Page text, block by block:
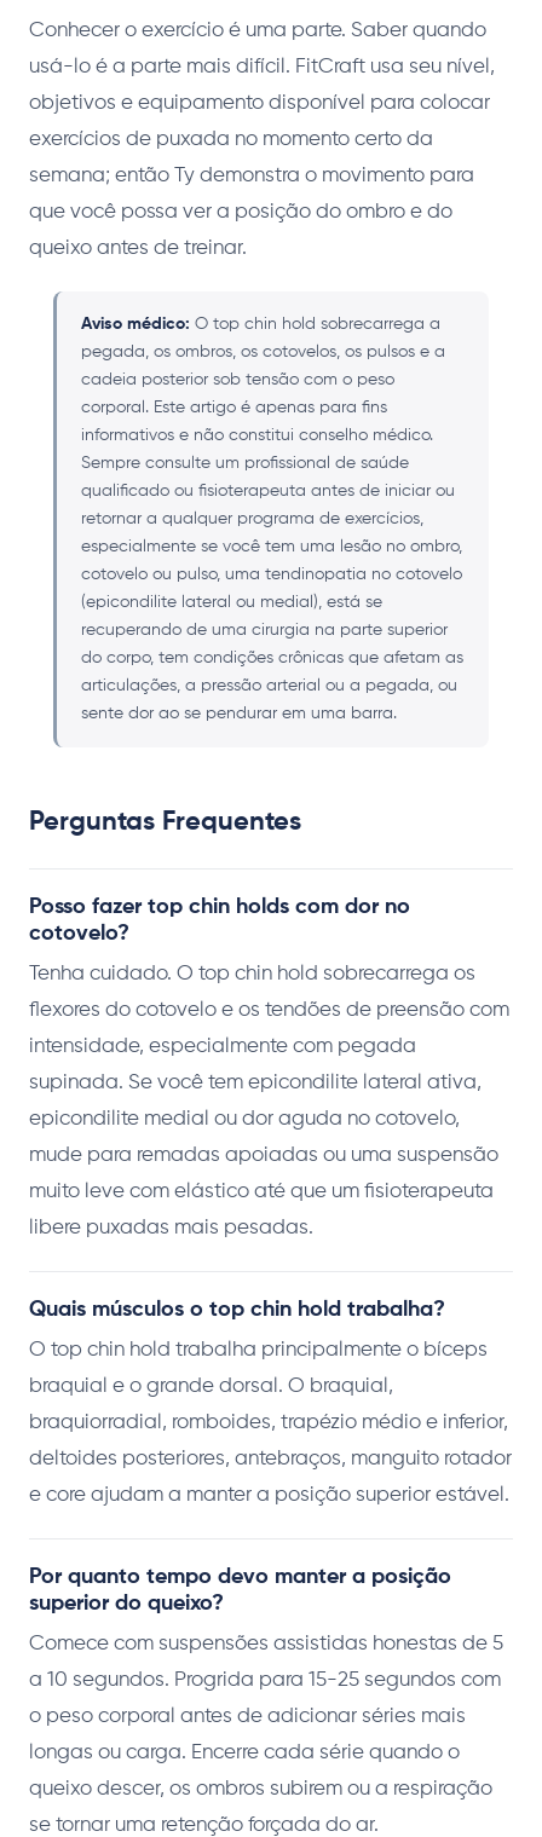
Conhecer o exercício é uma parte. Saber quando
usá-lo é a parte mais difícil. FitCraft usa seu nível,
objetivos e equipamento disponível para colocar
exercícios de puxada no momento certo da
semana; então Ty demonstra o movimento para
que você possa ver a posição do ombro e do
queixo antes de treinar.
Aviso médico: O top chin hold sobrecarrega a
pegada, os ombros, os cotovelos, os pulsos e a
cadeia posterior sob tensão com o peso
corporal. Este artigo é apenas para fins
informativos e não constitui conselho médico.
Sempre consulte um profissional de saúde
qualificado ou fisioterapeuta antes de iniciar ou
retornar a qualquer programa de exercícios,
especialmente se você tem uma lesão no ombro,
cotovelo ou pulso, uma tendinopatia no cotovelo
(epicondilite lateral ou medial), está se
recuperando de uma cirurgia na parte superior
do corpo, tem condições crônicas que afetam as
articulações, a pressão arterial ou a pegada, ou
sente dor ao se pendurar em uma barra.
Perguntas Frequentes
Posso fazer top chin holds com dor no
cotovelo?
Tenha cuidado. O top chin hold sobrecarrega os
flexores do cotovelo e os tendões de preensão com
intensidade, especialmente com pegada
supinada. Se você tem epicondilite lateral ativa,
epicondilite medial ou dor aguda no cotovelo,
mude para remadas apoiadas ou uma suspensão
muito leve com elástico até que um fisioterapeuta
libere puxadas mais pesadas.
Quais músculos o top chin hold trabalha?
O top chin hold trabalha principalmente o bíceps
braquial e o grande dorsal. O braquial,
braquiorradial, romboides, trapézio médio e inferior,
deltoides posteriores, antebraços, manguito rotador
e core ajudam a manter a posição superior estável.
Por quanto tempo devo manter a posição
superior do queixo?
Comece com suspensões assistidas honestas de 5
a 10 segundos. Progrida para 15-25 segundos com
o peso corporal antes de adicionar séries mais
longas ou carga. Encerre cada série quando o
queixo descer, os ombros subirem ou a respiração
se tornar uma retenção forçada do ar.